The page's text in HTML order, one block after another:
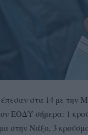
στα 14 με την
ΕΟΔΥ σήμερα: 1
στην Νάξο, 3